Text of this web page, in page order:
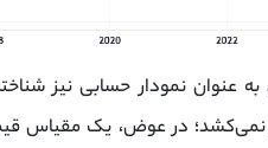
نمودار حسابی نیز
نمی‌کشد؛ در عوض، یک مقیاس